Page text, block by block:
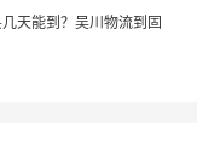
天能到？ 吴川物流到固